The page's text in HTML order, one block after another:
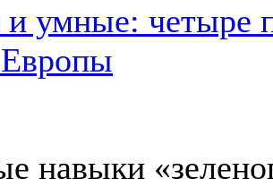
и умные: четыре
навыки